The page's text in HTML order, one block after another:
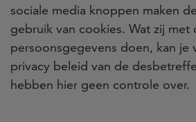
sociale media knoppen maken
gebruik van cookies. Wat zij met
persoonsgegevens doen, kan je
privacy beleid van de
hebben hier geen controle over.